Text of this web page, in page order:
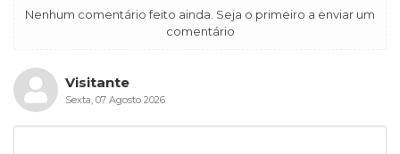
Nenhum comentário feito ainda. Seja o primeiro a enviar um
comentário
Visitante
Sexta, 07 Agosto 2026